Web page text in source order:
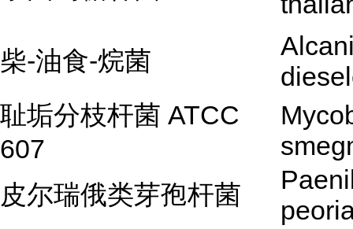
柴-油食-烷菌
耻垢分枝杆菌 ATCC
607
皮尔瑞俄类芽孢杆菌